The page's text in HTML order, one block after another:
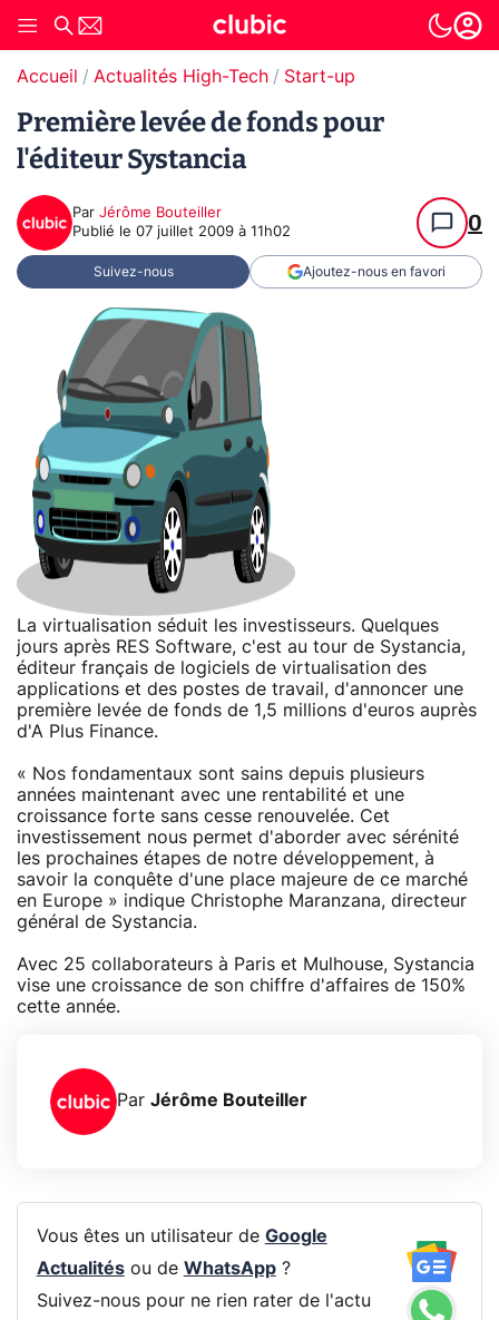
Accueil Actualités High-Tech Start-up
Première levée de fonds pour
l'éditeur Systancia
Par Jérôme Bouteiller
Publié le 07 juillet 2009 à 11h02 0
Suivez-nous Ajoutez-nous en favori
La virtualisation séduit les investisseurs. Quelques
jours après RES Software, c'est au tour de Systancia,
éditeur français de logiciels de virtualisation des
applications et des postes de travail, d'annoncer une
première levée de fonds de 1,5 millions d'euros auprès
d'A Plus Finance.
« Nos fondamentaux sont sains depuis plusieurs
années maintenant avec une rentabilité et une
croissance forte sans cesse renouvelée. Cet
investissement nous permet d'aborder avec sérénité
les prochaines étapes de notre développement, à
savoir la conquête d'une place majeure de ce marché
en Europe » indique Christophe Maranzana, directeur
général de Systancia.
Avec 25 collaborateurs à Paris et Mulhouse, Systancia
vise une croissance de son chiffre d'affaires de 150%
cette année.
Par Jérôme Bouteiller
Vous êtes un utilisateur de Google
Actualitésou de WhatsApp?
Suivez-nous pour ne rien rater de l'actu